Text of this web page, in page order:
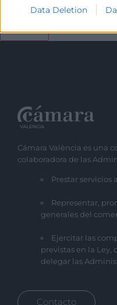
Data Deletion
He leído y acepto la
Cámara València es una
colaboradora de las
Prestar servicios
Representar,
generales del
Ejercitar las
previstas en la
delegar las
Contacto